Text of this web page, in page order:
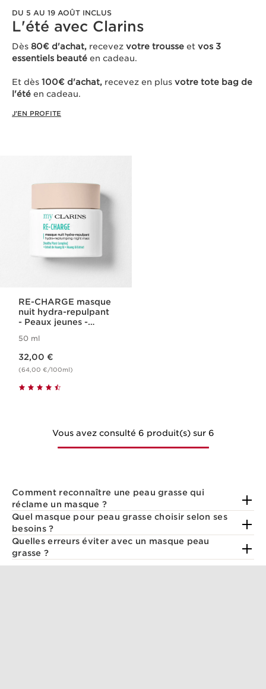
DU 5 AU 19 AOÛT INCLUS
L'été avec Clarins ​
Dès 80€ d'achat, recevez votre trousse et vos 3
essentiels beauté en cadeau​.
Et dès 100€ d'achat, recevez en plus votre tote bag de
l'été en cadeau.
J'EN PROFITE
RE-CHARGE masque
nuit hydra-repulpant
- Peaux jeunes -
50 ml
32,00 €
(64,00 €/100ml)
Vous avez consulté 6 produit(s) sur 6
Comment reconnaître une peau grasse qui
réclame un masque ?
Quel masque pour peau grasse choisir selon ses
besoins ?
Quelles erreurs éviter avec un masque peau
grasse ?